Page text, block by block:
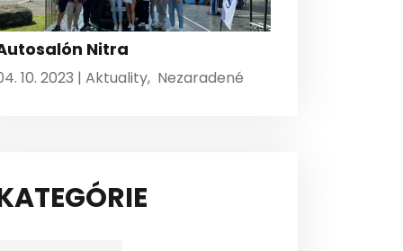
Nitra
10. 2023 | Aktuality, Nezaradené